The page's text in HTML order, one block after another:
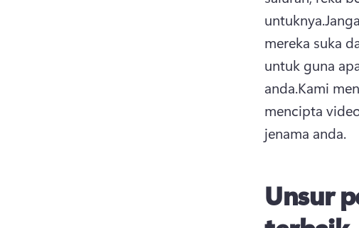
untuknya.
mereka suka
untuk guna
anda.Kami
mencipta
jenama anda.
Unsur